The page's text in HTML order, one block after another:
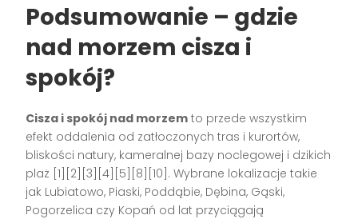
Podsumowanie – gdzie
nad morzem cisza i
spokój?
Cisza i spokój nad morzem to przede wszystkim
efekt oddalenia od zatłoczonych tras i kurortów,
bliskości natury, kameralnej bazy noclegowej i dzikich
plaż [1][2][3][4][5][8][10]. Wybrane lokalizacje takie
jak Lubiatowo, Piaski, Poddąbie, Dębina, Gąski,
Pogorzelica czy Kopań od lat przyciągają